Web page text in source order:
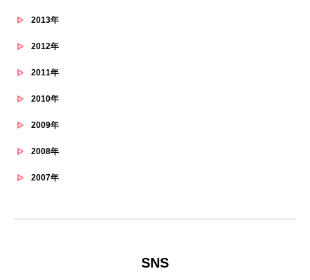
2013年
2012年
2011年
2010年
2009年
2008年
2007年
SNS